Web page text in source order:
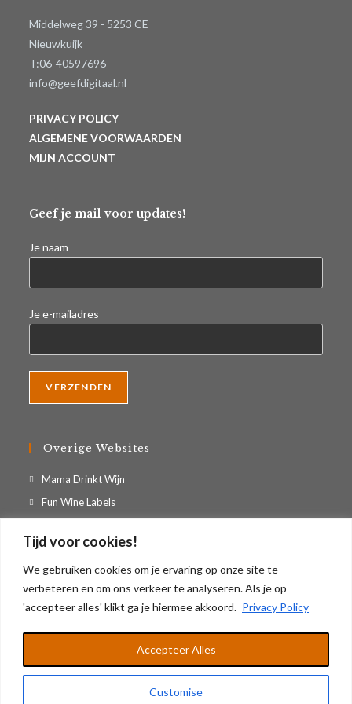
Tijd voor cookies!
We gebruiken cookies om je ervaring op onze site te
verbeteren en om ons verkeer te analyseren. Als je op
'accepteer alles' klikt ga je hiermee akkoord. Privacy Policy
Customise
Accepteer Alles
Middelweg 39 - 5253 CE
Nieuwkuijk
T:06-40597696
info@geefdigitaal.nl
PRIVACY POLICY
ALGEMENE VOORWAARDEN
MIJN ACCOUNT
Geef je mail voor updates!
Je naam
Je e-mailadres
Overige Websites
Mama Drinkt Wijn
een
nieuwe
Fun Wine LabelsOpent
in
een
een
nieuwe
tab
KvK: 17221788 / BTW: NL819136980B01
Algemene Voorwaarden